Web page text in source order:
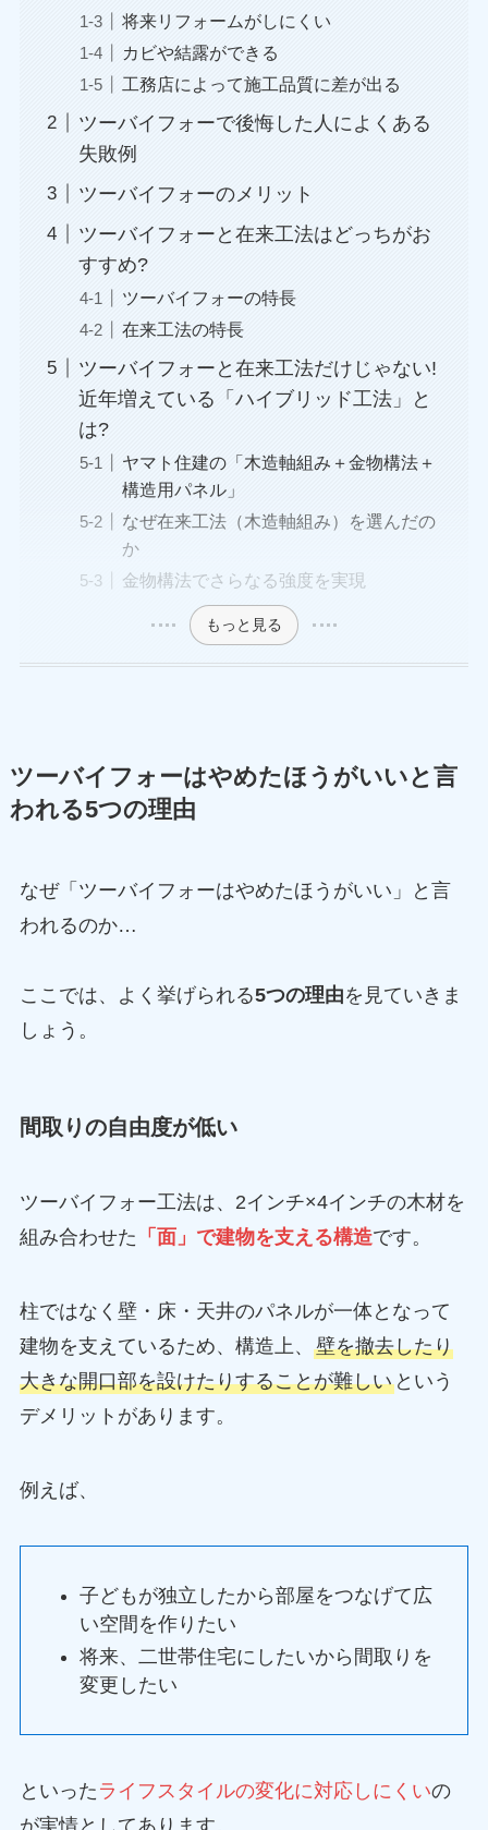
将来リフォームがしにくい
カビや結露ができる
工務店によって施工品質に差が出る
ツーバイフォーで後悔した人によくある
失敗例
ツーバイフォーのメリット
ツーバイフォーと在来工法はどっちがお
すすめ?
ツーバイフォーの特長
在来工法の特長
ツーバイフォーと在来工法だけじゃない!
近年増えている「ハイブリッド工法」と
は?
ヤマト住建の「木造軸組み＋金物構法＋
構造用パネル」
なぜ在来工法（木造軸組み）を選んだの
か
金物構法でさらなる強度を実現
もっと見る
ツーバイフォーはやめたほうがいいと言
われる5つの理由
なぜ「ツーバイフォーはやめたほうがいい」と言
われるのか…
ここでは、よく挙げられる5つの理由を見ていきま
しょう。
間取りの自由度が低い
ツーバイフォー工法は、2インチ×4インチの木材を
組み合わせた 「面」で建物を支える構造です。
柱ではなく壁・床・天井のパネルが一体となって
建物を支えているため、構造上、 壁を撤去したり
大きな開口部を設けたりすることが難しいという
デメリットがあります。
例えば、
子どもが独立したから部屋をつなげて広
い空間を作りたい
将来、二世帯住宅にしたいから間取りを
変更したい
といった ライフスタイルの変化に対応しにくいの